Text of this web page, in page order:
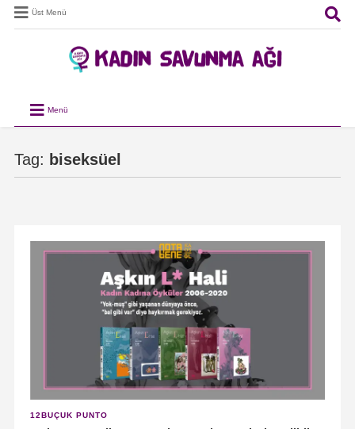
Üst Menü
Menü
Tag: biseksüel
12BUÇUK PUNTO